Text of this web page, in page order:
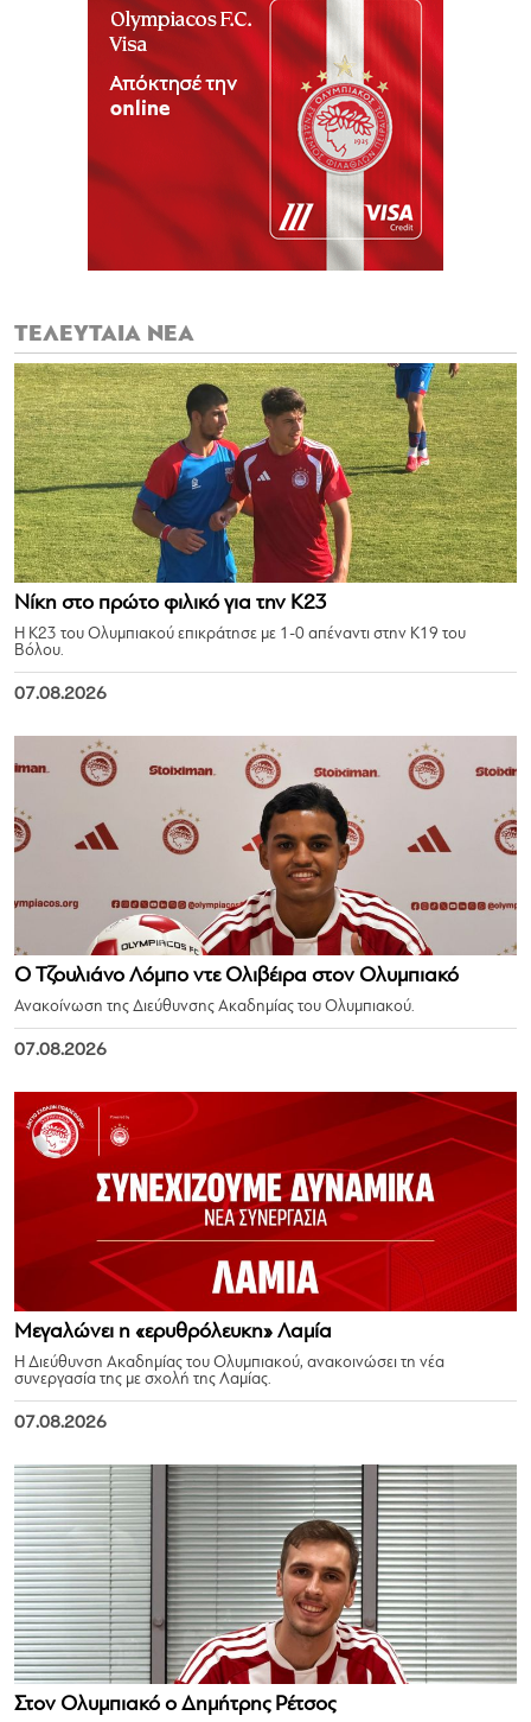
ΤΕΛΕΥΤΑΙΑ ΝΕΑ
Νίκη στο πρώτο φιλικό για την Κ23
Η Κ23 του Ολυμπιακού επικράτησε με 1-0 απέναντι στην Κ19 του
Βόλου.
07.08.2026
Ο Τζουλιάνο Λόμπο ντε Ολιβέιρα στον Ολυμπιακό
Ανακοίνωση της Διεύθυνσης Ακαδημίας του Ολυμπιακού.
07.08.2026
Μεγαλώνει η «ερυθρόλευκη» Λαμία
Η Διεύθυνση Ακαδημίας του Ολυμπιακού, ανακοινώσει τη νέα
συνεργασία της με σχολή της Λαμίας.
07.08.2026
Στον Ολυμπιακό ο Δημήτρης Ρέτσος